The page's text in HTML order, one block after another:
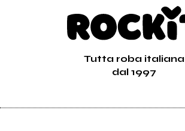
Tutta roba italiana
dal 1997